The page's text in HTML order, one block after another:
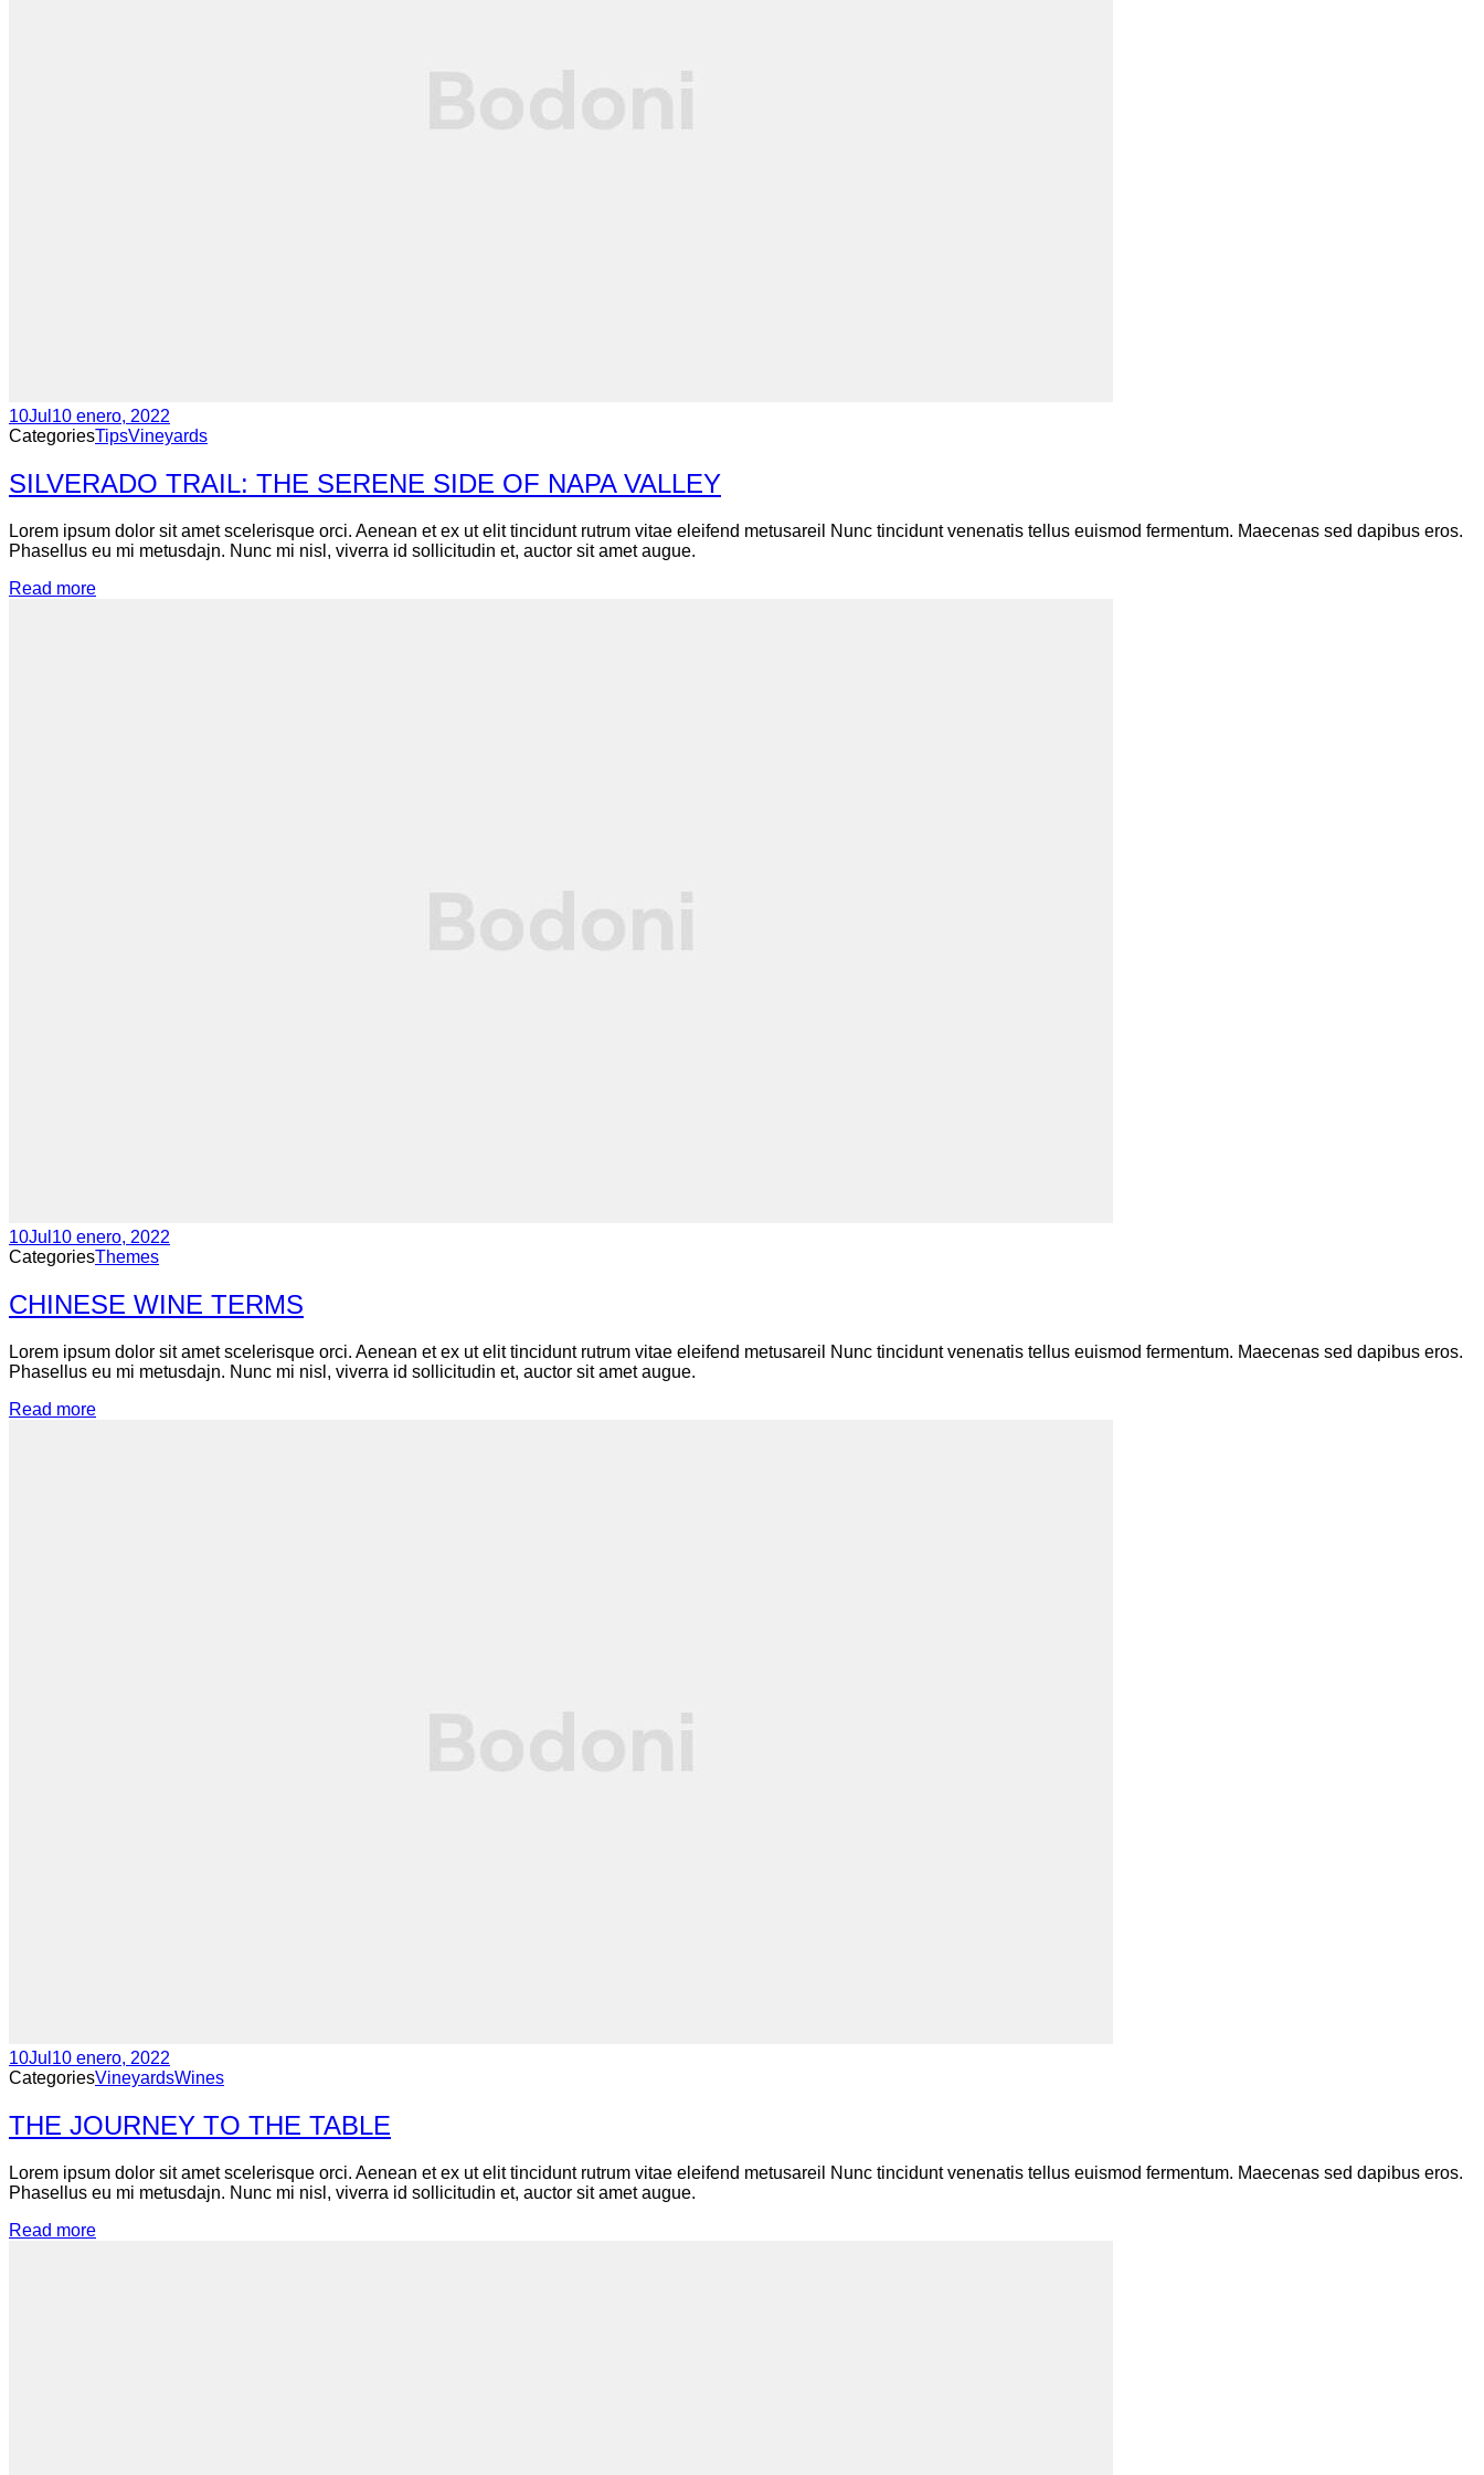
10Jul 10 enero, 2022
CategoriesTipsVineyards
SILVERADO TRAIL: THE SERENE SIDE OF NAPA VALLEY
Lorem ipsum dolor sit amet scelerisque orci. Aenean et ex ut elit tincidunt rutrum vitae eleifend metusareil Nunc tincidunt venenatis tellus euismod fermentum. Maecenas sed dapibus eros.
Phasellus eu mi metusdajn. Nunc mi nisl, viverra id sollicitudin et, auctor sit amet augue.
Read more
10Jul 10 enero, 2022
CategoriesThemes
CHINESE WINE TERMS
Lorem ipsum dolor sit amet scelerisque orci. Aenean et ex ut elit tincidunt rutrum vitae eleifend metusareil Nunc tincidunt venenatis tellus euismod fermentum. Maecenas sed dapibus eros.
Phasellus eu mi metusdajn. Nunc mi nisl, viverra id sollicitudin et, auctor sit amet augue.
Read more
10Jul 10 enero, 2022
CategoriesVineyardsWines
THE JOURNEY TO THE TABLE
Lorem ipsum dolor sit amet scelerisque orci. Aenean et ex ut elit tincidunt rutrum vitae eleifend metusareil Nunc tincidunt venenatis tellus euismod fermentum. Maecenas sed dapibus eros.
Phasellus eu mi metusdajn. Nunc mi nisl, viverra id sollicitudin et, auctor sit amet augue.
Read more